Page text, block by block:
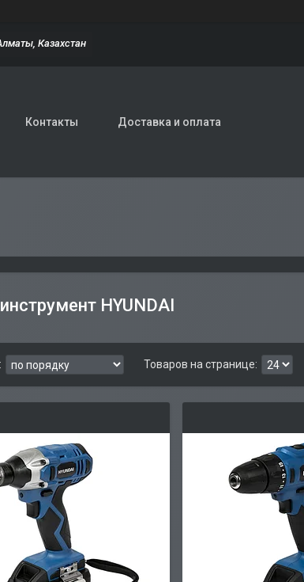
Казахстан
Контакты Доставка и оплата
HYUNDAI